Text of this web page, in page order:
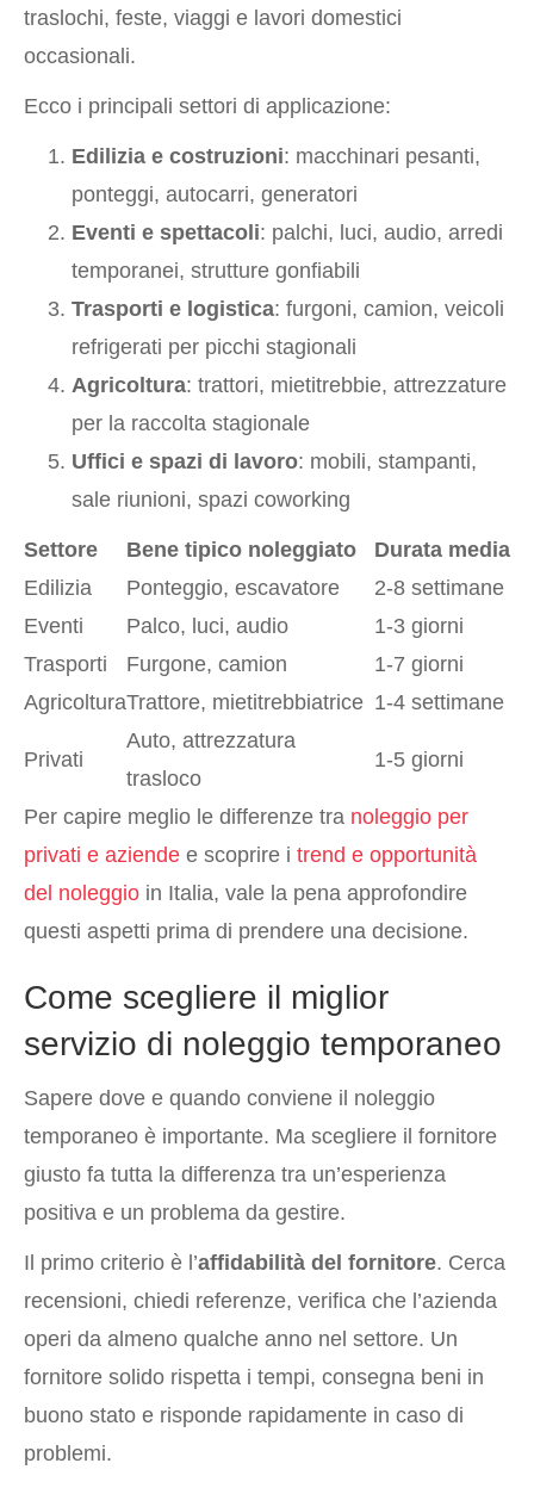
traslochi, feste, viaggi e lavori domestici
occasionali.
Ecco i principali settori di applicazione:
Edilizia e costruzioni: macchinari pesanti,
ponteggi, autocarri, generatori
Eventi e spettacoli: palchi, luci, audio, arredi
temporanei, strutture gonfiabili
Trasporti e logistica: furgoni, camion, veicoli
refrigerati per picchi stagionali
Agricoltura: trattori, mietitrebbie, attrezzature
per la raccolta stagionale
Uffici e spazi di lavoro: mobili, stampanti,
sale riunioni, spazi coworking
Settore Bene tipico noleggiato
Durata media
Edilizia
Ponteggio, escavatore
2-8 settimane
Eventi
Palco, luci, audio
1-3 giorni
Trasporti
Furgone, camion
1-7 giorni
AgricolturaTrattore, mietitrebbiatrice 1-4 settimane
Privati
Auto, attrezzatura
trasloco
1-5 giorni
Per capire meglio le differenze tra noleggio per
privati e aziende e scoprire i trend e opportunità
del noleggio in Italia, vale la pena approfondire
questi aspetti prima di prendere una decisione.
Come scegliere il miglior
servizio di noleggio temporaneo
Sapere dove e quando conviene il noleggio
temporaneo è importante. Ma scegliere il fornitore
giusto fa tutta la differenza tra un’esperienza
positiva e un problema da gestire.
Il primo criterio è l’affidabilità del fornitore. Cerca
recensioni, chiedi referenze, verifica che l’azienda
operi da almeno qualche anno nel settore. Un
fornitore solido rispetta i tempi, consegna beni in
buono stato e risponde rapidamente in caso di
problemi.